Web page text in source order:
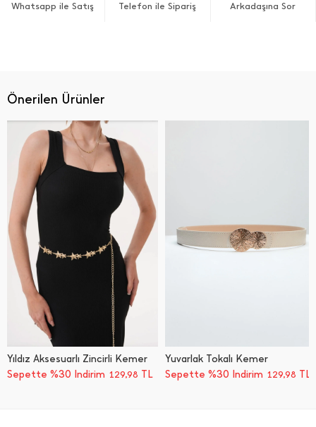
Whatsapp ile Satış Telefon ile Sipariş Arkadaşına Sor
Önerilen Ürünler
Yıldız Aksesuarlı Zincirli Kemer
Sepette %30 İndirim 129,98 TL
Yuvarlak Tokalı Kemer
Sepette %30 İndirim 129,98 TL